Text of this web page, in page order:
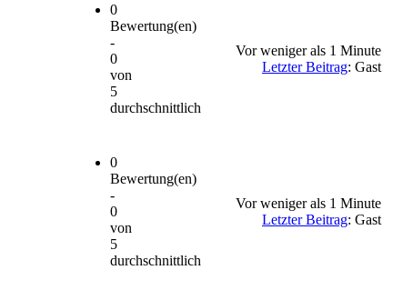
0
Bewertung(en)
-
0
von
5
durchschnittlich
Vor weniger als 1 Minute
Letzter Beitrag: Gast
0
Bewertung(en)
-
0
von
5
durchschnittlich
Vor weniger als 1 Minute
Letzter Beitrag: Gast